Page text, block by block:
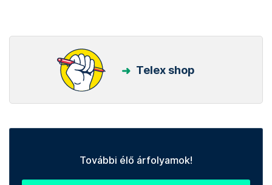
Telex shop
További élő árfolyamok!